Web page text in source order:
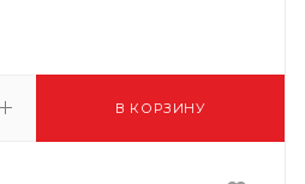
В КОРЗИНУ